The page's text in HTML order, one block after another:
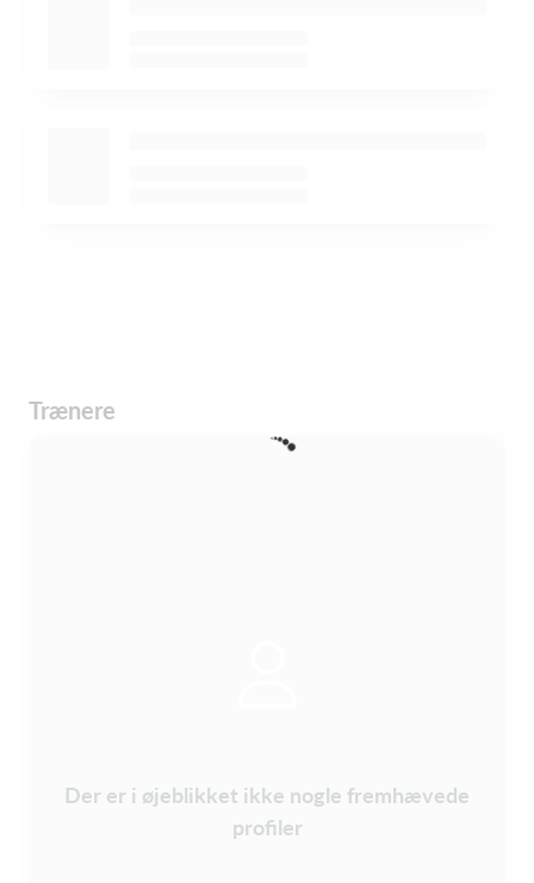
Trænere
Der er i øjeblikket ikke nogle fremhævede
profiler